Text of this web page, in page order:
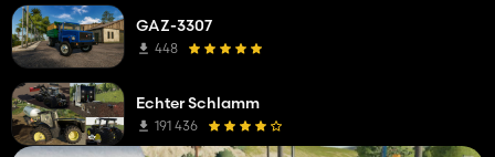
GAZ-3307
448
Echter Schlamm
191 436